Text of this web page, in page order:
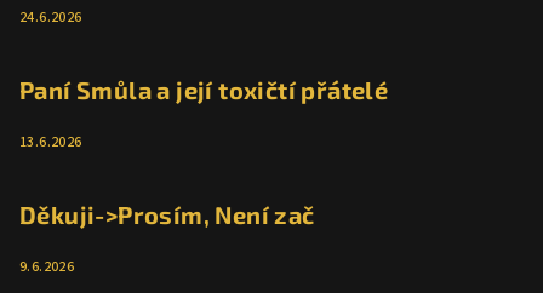
24.6.2026
Paní Smůla a její toxičtí přátelé
13.6.2026
Děkuji->Prosím, Není zač
9.6.2026